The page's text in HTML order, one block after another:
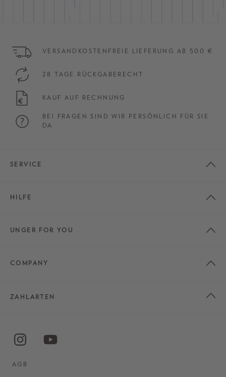
VERSANDKOSTENFREIE LIEFERUNG AB 500 €
28 TAGE RÜCKGABERECHT
KAUF AUF RECHNUNG
BEI FRAGEN SIND WIR PERSÖNLICH FÜR SIE
DA
SERVICE
HILFE
UNGER FOR YOU
COMPANY
ZAHLARTEN
AGB